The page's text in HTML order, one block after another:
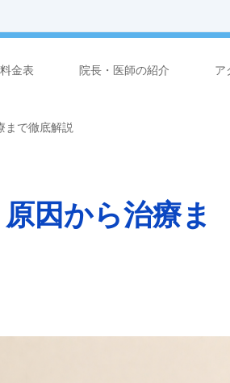
料金表 院長・医師の紹介 ア
まで徹底解説
因から治療ま